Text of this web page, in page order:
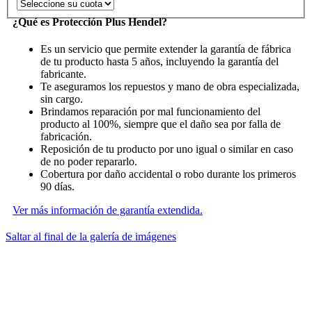
¿Qué es Protección Plus Hendel?
Es un servicio que permite extender la garantía de fábrica
de tu producto hasta 5 años, incluyendo la garantía del
fabricante.
Te aseguramos los repuestos y mano de obra especializada,
sin cargo.
Brindamos reparación por mal funcionamiento del
producto al 100%, siempre que el daño sea por falla de
fabricación.
Reposición de tu producto por uno igual o similar en caso
de no poder repararlo.
Cobertura por daño accidental o robo durante los primeros
90 días.
Ver más información de garantía extendida.
Saltar al final de la galería de imágenes